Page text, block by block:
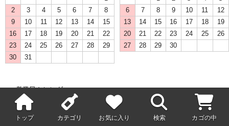
2
3 4 5 6 7
8
9
10 11 12 13 14
15
16
17 18 19 20 21
22
23
24 25 26 27 28
29
30
31
6
7 8 9 10 11
12
13
14 15 16 17 18
19
20
21 22 23 24 25
26
27
28 29 30
● 営業日カレンダー
赤い日は新橋本店(ネット通販部門)の定休日です
トップ カテゴリ お気に入り 検索 カゴの中